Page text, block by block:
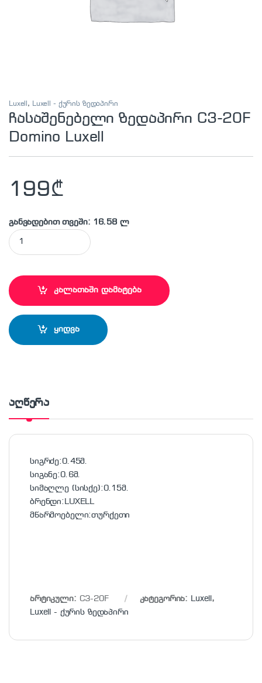
Luxell , Luxell - ქურის ზედაპირი
ჩასაშენებელი ზედაპირი C3-20F
Domino Luxell
199₾
განვადებით თვეში: 16.58 ლ
ჩასაშენებელი ზედაპირი C3-20F Domino Luxell quantity
კალათაში დამატება
ყიდვა
აღწერა
სიგრძე:0.45მ.
სიგანე:0.6მ.
სიმაღლე (სისქე):0.15მ.
ბრენდი:
LUXELL
მწარმოებელი:თურქეთი
არტიკული: C3-20F კატეგორია: Luxell ,
Luxell - ქურის ზედაპირი